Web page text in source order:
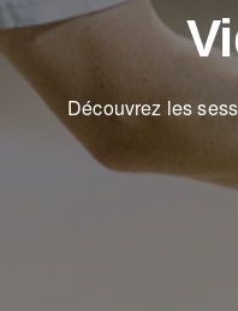
Découvrez les